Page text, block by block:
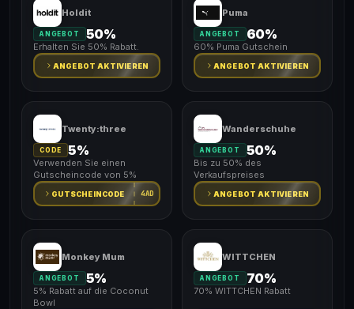
Holdit
ANGEBOT 50%
Erhalten Sie 50% Rabatt.
ANGEBOT AKTIVIEREN
Puma
ANGEBOT 60%
60% Puma Gutschein
ANGEBOT AKTIVIEREN
Twenty:three
CODE 5%
Verwenden Sie einen
Gutscheincode von 5%
GUTSCHEINCODE 4AD
Wanderschuhe
ANGEBOT 50%
Bis zu 50% des
Verkaufspreises
ANGEBOT AKTIVIEREN
Monkey Mum
ANGEBOT 5%
5% Rabatt auf die Coconut
Bowl
WITTCHEN
ANGEBOT 70%
70% WITTCHEN Rabatt